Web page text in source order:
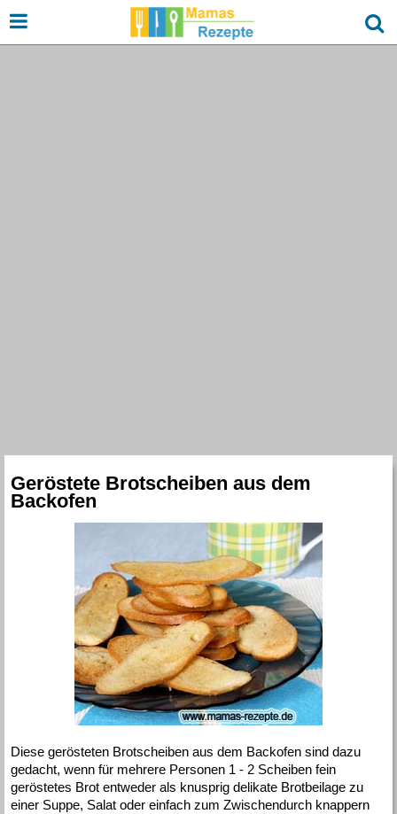
Geröstete Brotscheiben aus dem
Backofen
Diese gerösteten Brotscheiben aus dem Backofen sind dazu
gedacht, wenn für mehrere Personen 1 - 2 Scheiben fein
geröstetes Brot entweder als knusprig delikate Brotbeilage zu
einer Suppe, Salat oder einfach zum Zwischendurch knappern